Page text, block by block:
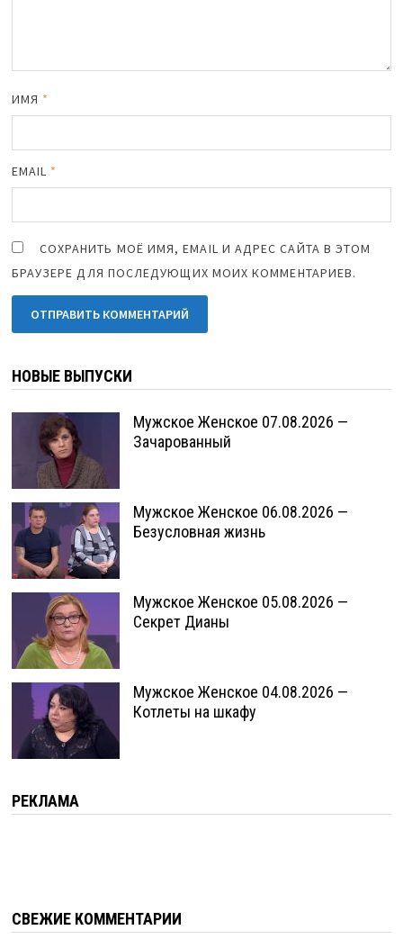
ИМЯ *
EMAIL *
СОХРАНИТЬ МОЁ ИМЯ, EMAIL И АДРЕС САЙТА В ЭТОМ
БРАУЗЕРЕ ДЛЯ ПОСЛЕДУЮЩИХ МОИХ КОММЕНТАРИЕВ.
НОВЫЕ ВЫПУСКИ
Мужское Женское 07.08.2026 —
Зачарованный
Мужское Женское 06.08.2026 —
Безусловная жизнь
Мужское Женское 05.08.2026 —
Секрет Дианы
Мужское Женское 04.08.2026 —
Котлеты на шкафу
РЕКЛАМА
СВЕЖИЕ КОММЕНТАРИИ